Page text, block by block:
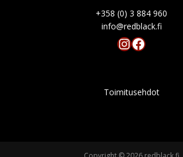
+358 (0) 3 884 960
info@redblack.f
Instagram
Facebook
Toimitusehdot